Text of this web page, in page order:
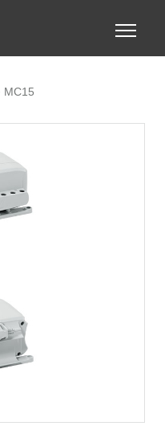
Toggle
MC15